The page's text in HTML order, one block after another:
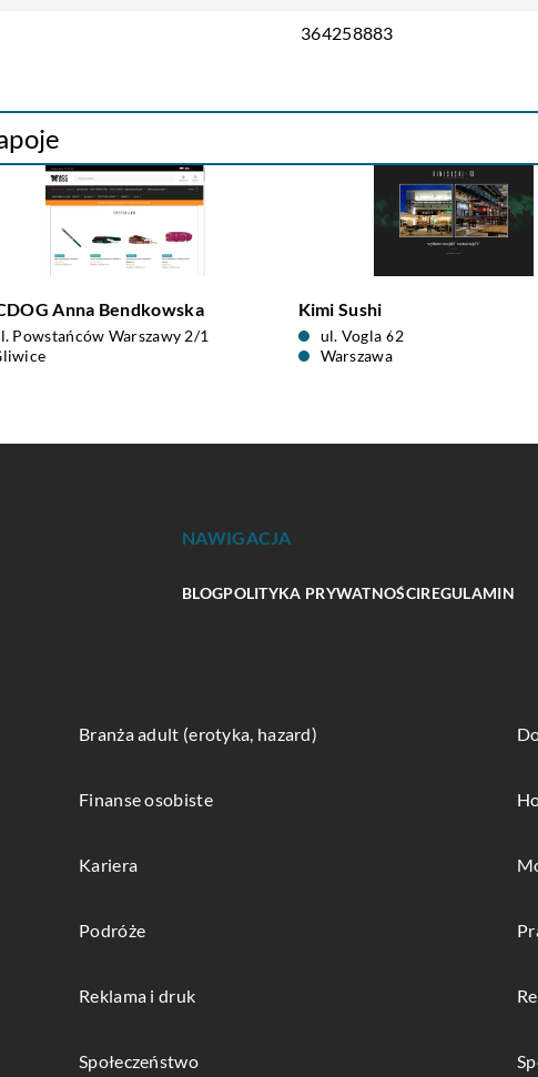
364258883
Anna Bendkowska
Powstańców Warszawy 2/1
Kimi Sushi
ul. Vogla 62
Warszawa
NAWIGACJA
BLOGPOLITYKA PRYWATNOŚCIREGULAMIN
Branża adult (erotyka, hazard)
Finanse osobiste
Kariera
Podróże
Reklama i druk
Społeczeństwo